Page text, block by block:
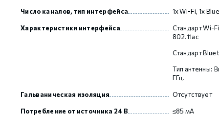
Число каналов, тип интерфейса 1х Wi-Fi, 1х
Характеристики интерфейса
Стандарт Wi-
802.11ac
Стандарт
Тип антенны:
ГГц.
Гальваническая изоляция Отсутствует
Потребление от источника 24 В ≤85 мА
GCAN